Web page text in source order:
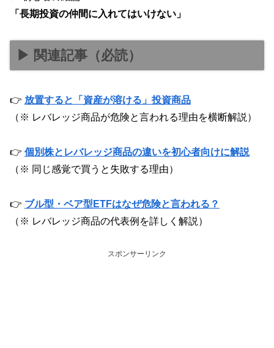
「長期投資の仲間に入れてはいけない」
▶ 関連記事（必読）
👉 放置すると「資産が溶ける」投資商品
（※ レバレッジ商品が危険と言われる理由を横断解説）
👉 個別株とレバレッジ商品の違いを初心者向けに解説
（※ 同じ感覚で買うと失敗する理由）
👉 ブル型・ベア型ETFはなぜ危険と言われる？
（※ レバレッジ商品の代表例を詳しく解説）
スポンサーリンク